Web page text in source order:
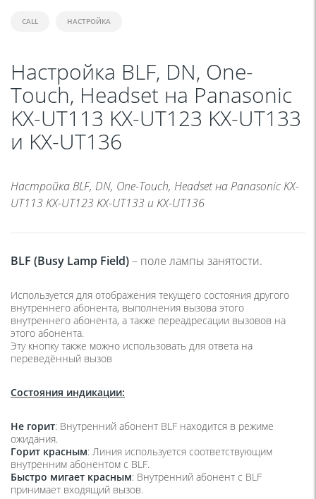
CALL НАСТРОЙКА
Настройка BLF, DN, One-
Touch, Headset на Panasonic
KX-UT113 KX-UT123 KX-UT133
и KX-UT136
Настройка BLF, DN, One-Touch, Headset на Panasonic KX-
UT113 KX-UT123 KX-UT133 и KX-UT136
BLF (Busy Lamp Field)– поле лампы занятости.
Используется для отображения текущего состояния другого
внутреннего абонента, выполнения вызова этого
внутреннего абонента, а также переадресации вызовов на
этого абонента.
Эту кнопку также можно использовать для ответа на
переведённый вызов
Состояния индикации:
Не горит: Внутренний абонент BLF находится в режиме
ожидания.
Горит красным: Линия используется соответствующим
внутренним абонентом с BLF.
Быстро мигает красным: Внутренний абонент с BLF
принимает входящий вызов.